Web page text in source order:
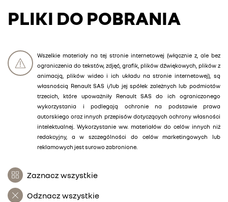
PLIKI DO POBRANIA
Wszelkie materiały na tej stronie internetowej (włącznie z, ale bez
ograniczenia do tekstów, zdjęć, grafik, plików dźwiękowych, plików z
animacją, plików wideo i ich układu na stronie internetowej), są
własnością Renault SAS i/lub jej spółek zależnych lub podmiotów
trzecich, które upoważniły Renault SAS do ich ograniczonego
wykorzystania i podlegają ochronie na podstawie prawa
autorskiego oraz innych przepisów dotyczących ochrony własności
intelektualnej. Wykorzystanie ww. materiałów do celów innych niż
redakcyjny, a w szczególności do celów marketingowych lub
reklamowych jest surowo zabronione.
Zaznacz wszystkie
Odznacz wszystkie